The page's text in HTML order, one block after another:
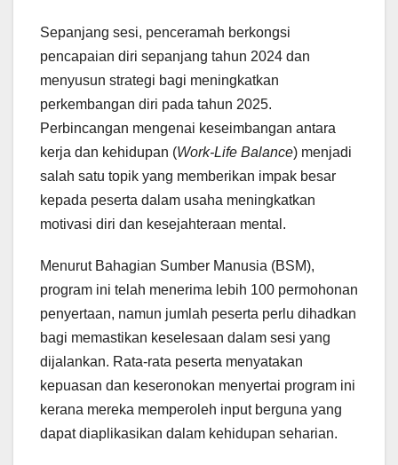
Sepanjang sesi, penceramah berkongsi
pencapaian diri sepanjang tahun 2024 dan
menyusun strategi bagi meningkatkan
perkembangan diri pada tahun 2025.
Perbincangan mengenai keseimbangan antara
kerja dan kehidupan (Work-Life Balance) menjadi
salah satu topik yang memberikan impak besar
kepada peserta dalam usaha meningkatkan
motivasi diri dan kesejahteraan mental.
Menurut Bahagian Sumber Manusia (BSM),
program ini telah menerima lebih 100 permohonan
penyertaan, namun jumlah peserta perlu dihadkan
bagi memastikan keselesaan dalam sesi yang
dijalankan. Rata-rata peserta menyatakan
kepuasan dan keseronokan menyertai program ini
kerana mereka memperoleh input berguna yang
dapat diaplikasikan dalam kehidupan seharian.